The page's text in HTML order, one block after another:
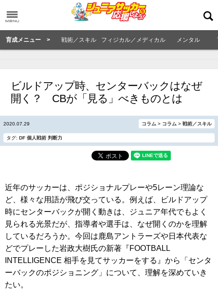
育成メニュー > 戦術／スキル フィジカル／メディカル メンタル
ビルドアップ時、センターバックはなぜ
開く？ CBが「見る」べきものとは
2020.07.29 コラム > コラム > 戦術／スキル
タグ: DF 個人戦術 判断力
近年のサッカーは、ポジショナルプレーや5レーン理論な
ど、様々な用語が飛び交っている。例えば、ビルドアップ
時にセンターバックが開く動きは、ジュニア年代でもよく
見られる光景だが、指導者や選手は、なぜ開くのかを理解
しているだろうか。今回は鹿島アントラーズや日本代表な
どでプレーした岩政大樹氏の新著『FOOTBALL
INTELLIGENCE 相手を見てサッカーをする』から「センタ
ーバックのポジショニング」について、理解を深めていき
たい。